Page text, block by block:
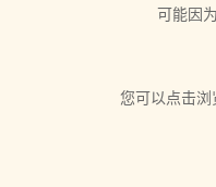
可能因
您可以点击浏